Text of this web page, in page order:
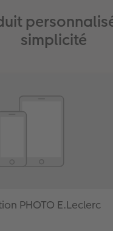
simplicité
PHOTO E.Leclerc